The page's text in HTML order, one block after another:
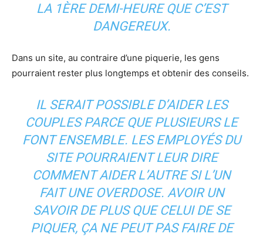
LA 1ÈRE DEMI-HEURE QUE C’EST
DANGEREUX.
Dans un site, au contraire d’une piquerie, les gens
pourraient rester plus longtemps et obtenir des conseils.
IL SERAIT POSSIBLE D’AIDER LES
COUPLES PARCE QUE PLUSIEURS LE
FONT ENSEMBLE. LES EMPLOYÉS DU
SITE POURRAIENT LEUR DIRE
COMMENT AIDER L’AUTRE SI L’UN
FAIT UNE OVERDOSE. AVOIR UN
SAVOIR DE PLUS QUE CELUI DE SE
PIQUER, ÇA NE PEUT PAS FAIRE DE